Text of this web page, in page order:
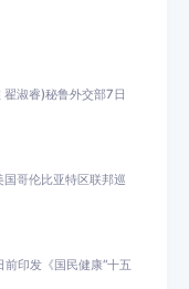
淑睿)秘鲁外交部7日
哥伦比亚特区联邦巡
印发《国民健康“十五